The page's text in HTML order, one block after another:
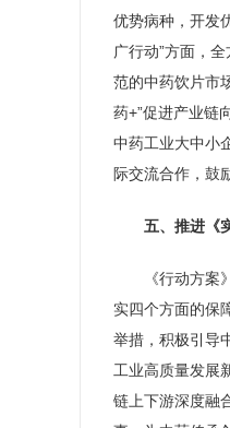
优势病种，开发
广行动”方面，
范的中药饮片市
药+”促进产业链
中药工业大中小
际交流合作，鼓
五、推进《
《行动方
实四个方面的保
举措，积极引导
工业高质量发展
链上下游深度融